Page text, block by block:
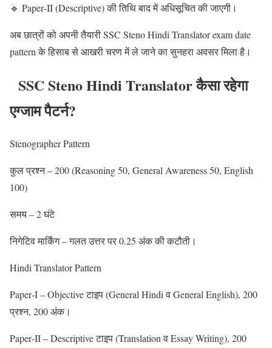
🔹 Paper‑II (Descriptive) की तिथि बाद में अधिसूचित की जाएगी।
अब छात्रों को अपनी तैयारी SSC Steno Hindi Translator exam date
pattern के हिसाब से आखरी चरण में ले जाने का सुनहरा अवसर मिला है।
SSC Steno Hindi Translator कैसा रहेगा
एग्जाम पैटर्न?
Stenographer Pattern
कुल प्रश्न – 200 (Reasoning 50, General Awareness 50, English
100)
समय – 2 घंटे
निगेटिव मार्किंग – गलत उत्तर पर 0.25 अंक की कटौती।
Hindi Translator Pattern
Paper‑I – Objective टाइप (General Hindi व General English), 200
प्रश्न, 200 अंक।
Paper‑II – Descriptive टाइप (Translation व Essay Writing), 200